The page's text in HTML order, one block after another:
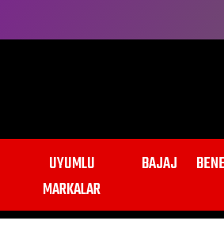
UYUMLU
MARKALAR
BAJAJ